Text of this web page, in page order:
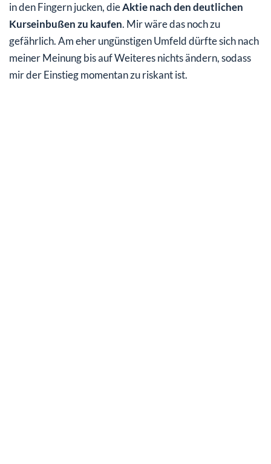
in den Fingern jucken, dieAktie nach den deutlichen
Kurseinbußen zu kaufen. Mir wäre das noch zu
gefährlich. Am eher ungünstigen Umfeld dürfte sich nach
meiner Meinung bis auf Weiteres nichts ändern, sodass
mir der Einstieg momentan zu riskant ist.